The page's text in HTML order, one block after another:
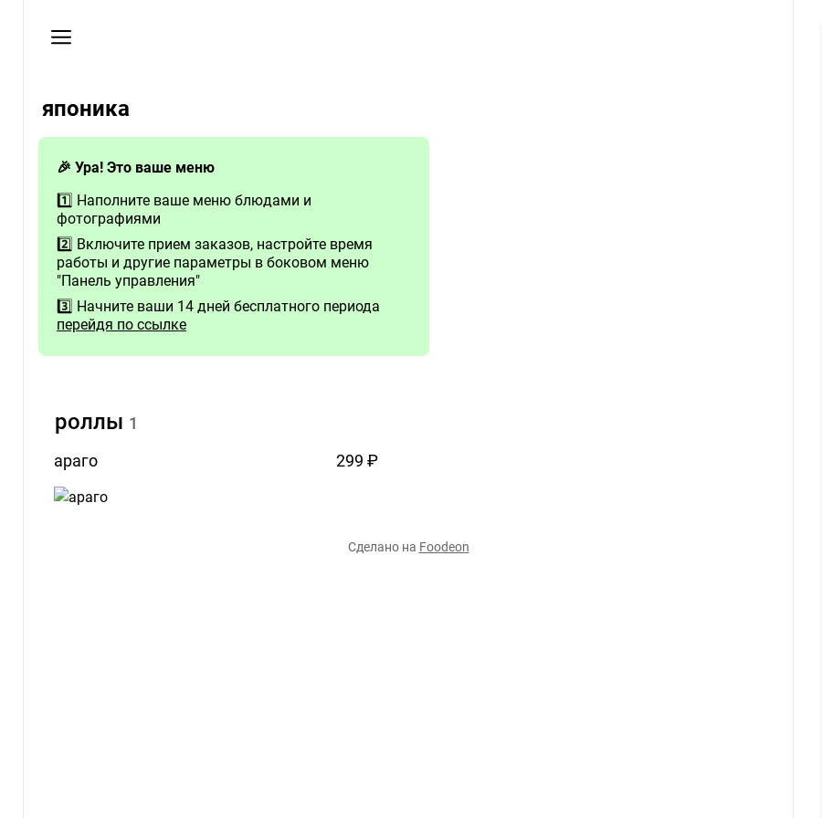
соглашение
+79996761778
японика
🎉 Ура! Это ваше меню
1️⃣ Наполните ваше меню блюдами и
фотографиями
2️⃣ Включите прием заказов, настройте время
работы и другие параметры в боковом меню
"Панель управления"
3️⃣ Начните ваши 14 дней бесплатного периода
перейдя по ссылке
роллы 1
араго
299 ₽
Сделано на Foodeon